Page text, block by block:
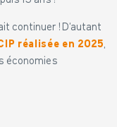
continuer ! D’autant
réalisée en 2025,
économies